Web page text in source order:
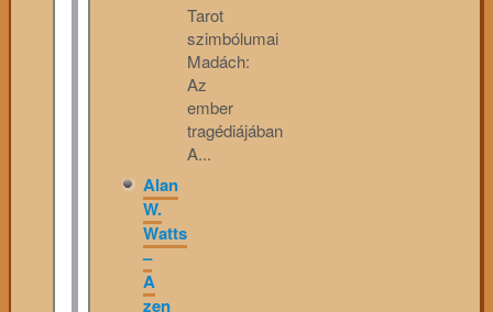
Tarot
szimbólumai
Madách:
Az
ember
tragédiájában
A...
Alan
W.
Watts
–
A
zen